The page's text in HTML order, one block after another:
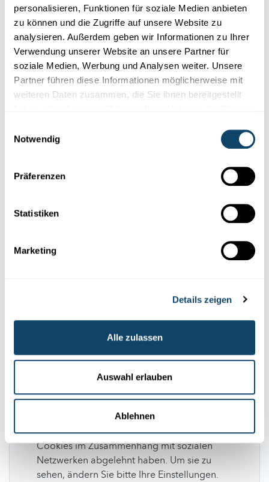
personalisieren, Funktionen für soziale Medien anbieten
zu können und die Zugriffe auf unsere Website zu
analysieren. Außerdem geben wir Informationen zu Ihrer
Verwendung unserer Website an unsere Partner für
soziale Medien, Werbung und Analysen weiter. Unsere
Partner führen diese Informationen möglicherweise mit
weiteren Daten zusammen, die Sie ihnen bereitgestellt
Notwendig
Präferenzen
Statistiken
Marketing
Details zeigen
Alle zulassen
Auswahl erlauben
Ablehnen
Umwelttechnologie.
FNR
WISSENSTRANSFER
wirtschaftliche Innovationen
und ausländische
Direktinvestitionen
science.lu
Diese Plugins sind ausgeblendet, weil Sie
Cookies im Zusammenhang mit sozialen
Netzwerken abgelehnt haben. Um sie zu
sehen, ändern Sie bitte Ihre Einstellungen.